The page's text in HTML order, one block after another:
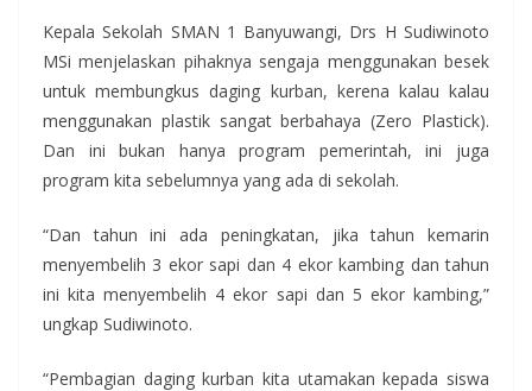
Kepala Sekolah SMAN 1 Banyuwangi, Drs H Sudiwinoto
MSi menjelaskan pihaknya sengaja menggunakan besek
untuk membungkus daging kurban, kerena kalau kalau
menggunakan plastik sangat berbahaya (Zero Plastick).
Dan ini bukan hanya program pemerintah, ini juga
program kita sebelumnya yang ada di sekolah.
“Dan tahun ini ada peningkatan, jika tahun kemarin
menyembelih 3 ekor sapi dan 4 ekor kambing dan tahun
ini kita menyembelih 4 ekor sapi dan 5 ekor kambing,”
ungkap Sudiwinoto.
“Pembagian daging kurban kita utamakan kepada siswa